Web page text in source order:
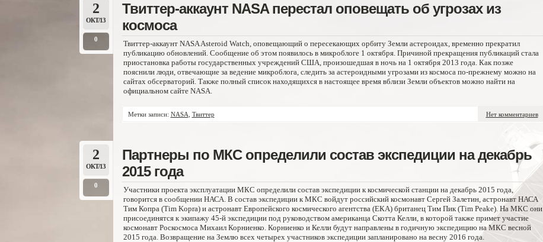
2
ОКТ/13
0
Твиттер-аккаунт NASA перестал оповещать об угрозах из
космоса
Твиттер-аккаунт NASA Asteroid Watch, оповещающий о пересекающих орбиту Земли астероидах, временно прекратил
публикацию обновлений. Сообщение об этом появилось в микроблоге 1 октября. Причиной прекращения публикаций стала
приостановка работы государственных учреждений США, произошедшая в ночь на 1 октября 2013 года. Как позже
пояснили люди, отвечающие за ведение микроблога, следить за астероидными угрозами из космоса по-прежнему можно на
сайтах обсерваторий. Также полный список находящихся в настоящее время вблизи Земли объектов можно найти на
официальном сайте NASA.
Метки записи: NASA Твиттер Нет комментариев
2
ОКТ/13
0
Партнеры по МКС определили состав экспедиции на декабрь
2015 года
Участники проекта эксплуатации МКС определили состав экспедиции к космической станции на декабрь 2015 года,
говорится в сообщении НАСА. В состав экспедиции к МКС войдут российский космонавт Сергей Залетин, астронавт НАСА
Тим Копра (Tim Kopra) и астронавт Европейского космического агентства (ЕКА) британец Тим Пик (Tim Peake). На МКС они
присоединятся к экипажу 45-й экспедиции под руководством американца Скотта Келли, в которой также примет участие
космонавт Роскосмоса Михаил Корниенко. Корниенко и Келли будут направлены в годичную экспедицию на МКС весной
2015 года. Возвращение на Землю всех четырех участников экспедиции запланировано на весну 2016 года.